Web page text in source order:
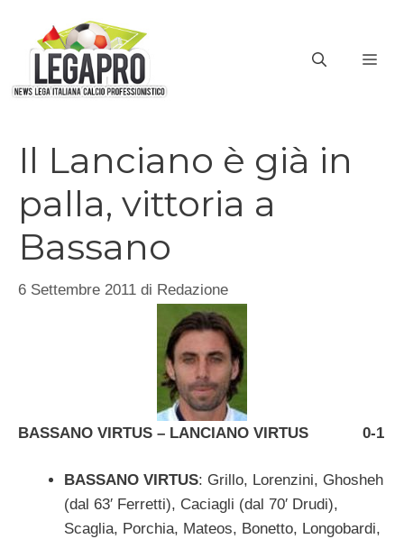
contenuto
Il Lanciano è già in
palla, vittoria a
Bassano
6 Settembre 2011 di Redazione
BASSANO VIRTUS – LANCIANO VIRTUS 0-1
BASSANO VIRTUS: Grillo, Lorenzini, Ghosheh
(dal 63′ Ferretti), Caciagli (dal 70′ Drudi),
Scaglia, Porchia, Mateos, Bonetto, Longobardi,